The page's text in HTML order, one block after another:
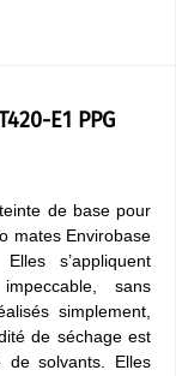
E1 PPG
de base pour
mates Envirobase
s’appliquent
sans
simplement,
de séchage est
de solvants. Elles